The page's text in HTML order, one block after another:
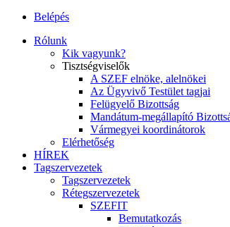
Belépés
Rólunk
Kik vagyunk?
Tisztségviselők
A SZEF elnöke, alelnökei
Az Ügyvivő Testület tagjai
Felügyelő Bizottság
Mandátum-megállapító
Vármegyei koordinátorok
Elérhetőség
HÍREK
Tagszervezetek
Tagszervezetek
Rétegszervezetek
SZEFIT
Bemutatkozás